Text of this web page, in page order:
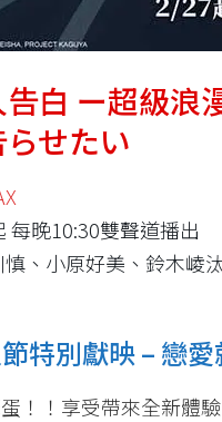
白 ー超級浪
せたい
每晚10:30雙聲道播出
、小原好美、鈴木崚
特別獻映 – 戀愛
！！享受帶來全新